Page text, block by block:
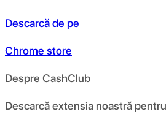
Descarcă de pe
Chrome store
Despre CashClub
Descarcă extensia noastră